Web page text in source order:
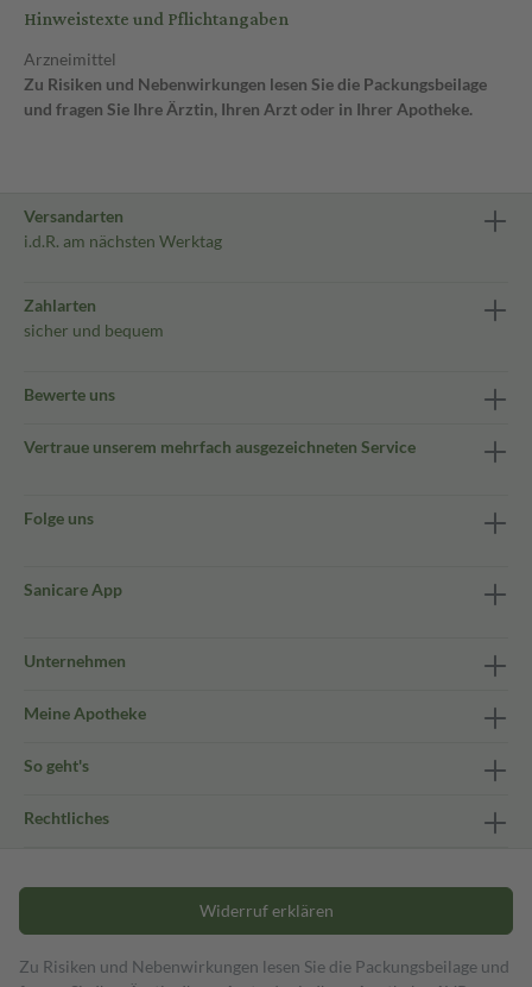
Hinweistexte und Pflichtangaben
Arzneimittel
Zu Risiken und Nebenwirkungen lesen Sie die Packungsbeilage
und fragen Sie Ihre Ärztin, Ihren Arzt oder in Ihrer Apotheke.
Versandarten
i.d.R. am nächsten Werktag
Zahlarten
sicher und bequem
Bewerte uns
Vertraue unserem mehrfach ausgezeichneten Service
Folge uns
Sanicare App
Unternehmen
Meine Apotheke
So geht's
Rechtliches
Widerruf erklären
Zu Risiken und Nebenwirkungen lesen Sie die Packungsbeilage und